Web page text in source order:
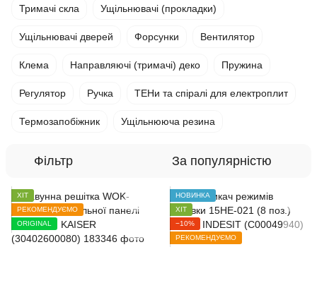
Тримачі скла Ущільнювачі (прокладки)
Ущільнювачі дверей Форсунки Вентилятор
Клема Направляючі (тримачі) деко Пружина
Регулятор Ручка ТЕНи та спіралі для електроплит
Термозапобіжник Ущільнююча резина
Фільтр За популярністю
ХІТ
РЕКОМЕНДУЄМО
ORIGINAL
НОВИНКА
ХІТ
−10%
РЕКОМЕНДУЄМО